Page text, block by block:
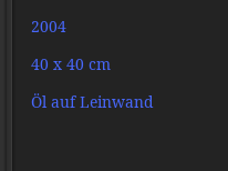
2004
40 x 40 cm
Öl auf Leinwand